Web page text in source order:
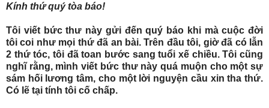
Kính thứ quý tòa báo!
Tôi viết bức thư này gửi đến quý báo khi mà cuộc đời
tôi coi như mọi thứ đã an bài. Trên đầu tôi, giờ đã có lẫn
2 thứ tóc, tôi đã toan bước sang tuổi xế chiều. Tôi cũng
nghĩ rằng, mình viết bức thư này quá muộn cho một sự
sám hối lương tâm, cho một lời nguyện cầu xin tha thứ.
Có lẽ tại tính tôi cố chấp.